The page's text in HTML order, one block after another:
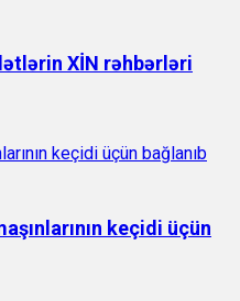
XİN rəhbərləri
keçidi üçün